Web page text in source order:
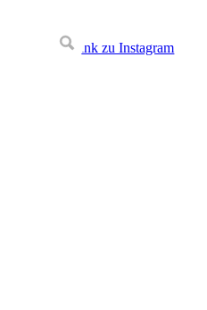
Link zu Instagram